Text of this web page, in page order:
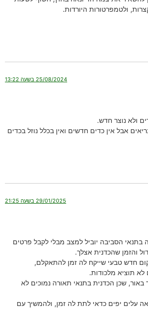
ולטמפרטורות היורדות.
25/08/2024 בשעה 13:22
ולא נוצר חדש.
אבל אין כדים חדשים ואין בכלל נוזל בכדים
29/01/2025 בשעה 21:25
הסביבה יוביל למצב מבלי לקבל פרטים
והזמן שהכדנית אצלך.
חדש טבעי שייקח לה זמן להתאקלם,
לא תוציא מלכודות.
באור, שכן הכדנית בתנאי תאורה נמוכים לא
עלים יפים כדאי לתת לה זמן, ולהמשיך עם